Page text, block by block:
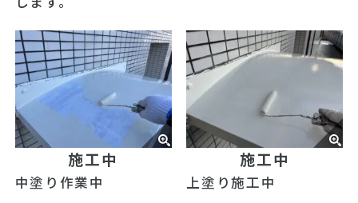
施工中
中塗り作業中
施工中
上塗り施工中